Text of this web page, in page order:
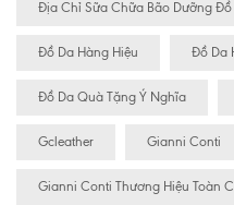
Địa Chỉ Sữa Chữa Bão Dưỡng
Đồ Da Hàng Hiệu Đồ Da
Đồ Da Quà Tặng Ý Nghĩa
Gcleather Gianni Conti
Gianni Conti Thương Hiệu Toàn